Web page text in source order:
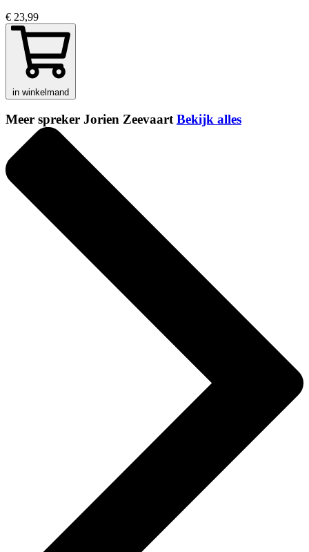
€ 23,99
in winkelmand
Meer spreker Jorien ZeevaartBekijk alles